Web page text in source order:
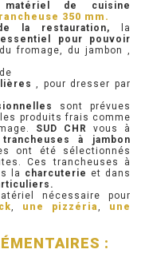
de cuisine
350 mm.
la restauration, la
pour pouvoir
du fromage, du jambon ,
, pour dresser par
sont prévues
produits frais comme
SUD CHR
vous à
trancheuses à jambon
ont été sélectionnés
Ces trancheuses à
la charcuterie et dans
nécessaire pour
, une pizzéria, une
: